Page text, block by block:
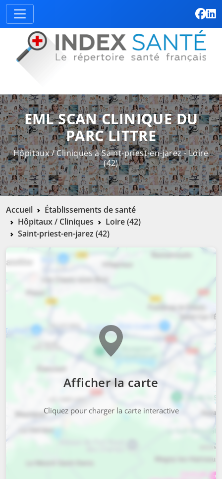
EML SCAN CLINIQUE DU
PARC LITTRE
Hôpitaux / Cliniques à Saint-priest-en-jarez - Loire
(42)
Accueil
Établissements de santé
Hôpitaux / Cliniques
Loire (42)
Saint-priest-en-jarez (42)
Afficher la carte
Cliquez pour charger la carte interactive